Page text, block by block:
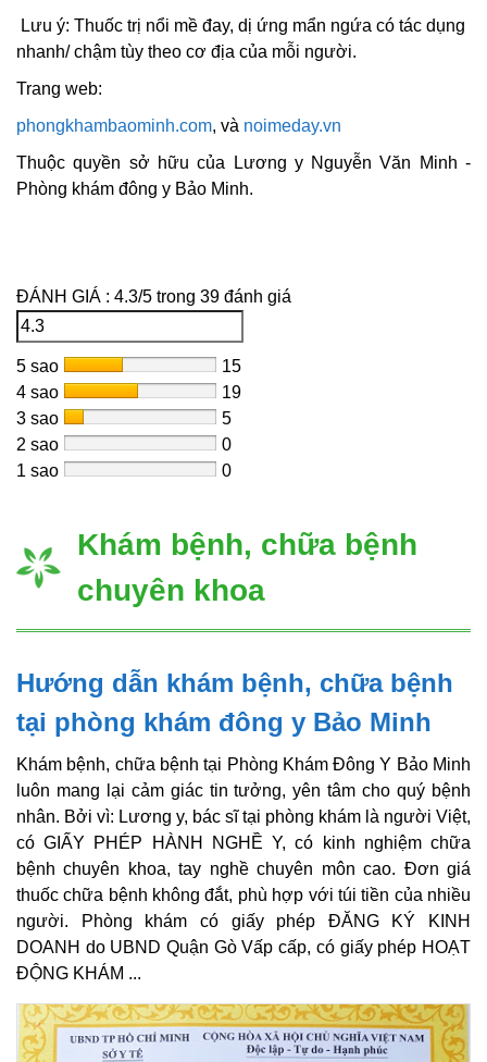
Lưu ý: Thuốc trị nổi mề đay, dị ứng mẩn ngứa có tác dụng
nhanh/ chậm tùy theo cơ địa của mỗi người.
Trang web:
phongkhambaominh.com, và noimeday.vn
Thuộc quyền sở hữu của Lương y Nguyễn Văn Minh -
Phòng khám đông y Bảo Minh.
ĐÁNH GIÁ : 4.3/5 trong 39 đánh giá
5 sao
15
4 sao
19
3 sao
5
2 sao
0
1 sao
0
Khám bệnh, chữa bệnh
chuyên khoa
Hướng dẫn khám bệnh, chữa bệnh
tại phòng khám đông y Bảo Minh
Khám bệnh, chữa bệnh tại Phòng Khám Đông Y Bảo Minh
luôn mang lại cảm giác tin tưởng, yên tâm cho quý bệnh
nhân. Bởi vì: Lương y, bác sĩ tại phòng khám là người Việt,
có GIẤY PHÉP HÀNH NGHỀ Y, có kinh nghiệm chữa
bệnh chuyên khoa, tay nghề chuyên môn cao. Đơn giá
thuốc chữa bệnh không đắt, phù hợp với túi tiền của nhiều
người. Phòng khám có giấy phép ĐĂNG KÝ KINH
DOANH do UBND Quận Gò Vấp cấp, có giấy phép HOẠT
ĐỘNG KHÁM ...